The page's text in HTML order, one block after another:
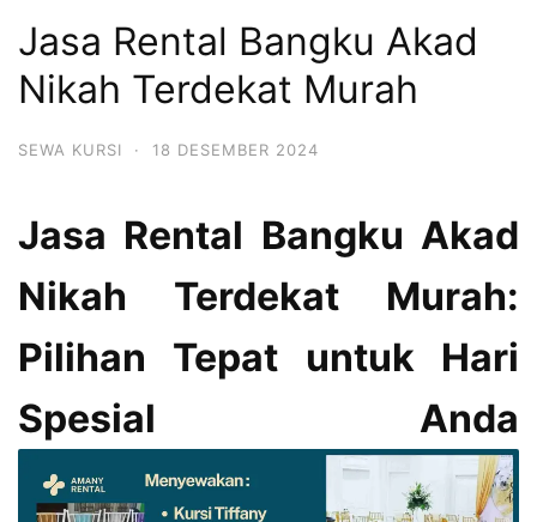
Jasa Rental Bangku Akad
Nikah Terdekat Murah
SEWA KURSI · 18 DESEMBER 2024
Jasa Rental Bangku Akad
Nikah Terdekat Murah:
Pilihan Tepat untuk Hari
Spesial Anda